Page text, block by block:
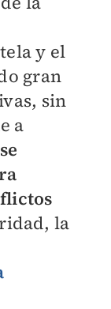
y el
gran
sin
a
se
la